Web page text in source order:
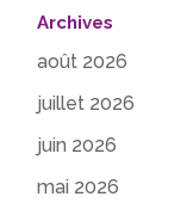
Archives
août 2026
juillet 2026
juin 2026
mai 2026